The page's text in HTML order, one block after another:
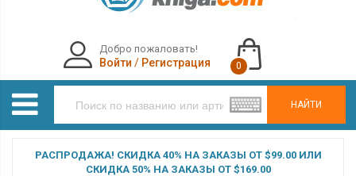
НАЙТИ
Добро пожаловать!
Войти / Регистрация 0
РАСПРОДАЖА! СКИДКА 40% НА ЗАКАЗЫ ОТ $99.00 ИЛИ
СКИДКА 50% НА ЗАКАЗЫ ОТ $169.00